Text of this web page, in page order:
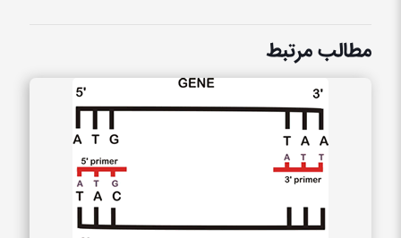
مطالب مرتبط